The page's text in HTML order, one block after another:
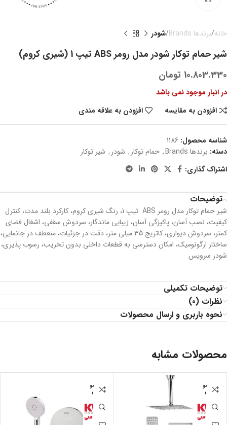
خانه برندها Brands شودر
شیر حمام توکار شودر مدل رومر ABS تیپ 1 (شیری کروم)
10.803.330 تومان
در انبار موجود نمی باشد
افزودن به مقایسه
افزودن به علاقه مندی
شناسه محصول: 1186
دسته: برندها Brands , حمام توکار, شودر, شیر توکار
اشتراک گذاری:
توضیحات
شیر حمام توکار مدل رومر ABS تیپ 1، رنگ شیری کروم، کارکرد بلند مدت، كنترل
كيفيت، نصب آسان، پاکیزگی آسان، زیبایی ماندگار، سردوش سقفی، اشغال فضای
کمتر، سردوش دیواری، کاتریج 35 میلی متر، دقت در جزئیات، منعطف در جانمایی،
ساختار ارگونومیک، امکان دسترسی به قطعات داخلی بدون تخریب، رسوب پذیری،
شودر سرویس
توضیحات تکمیلی
نظرات (0)
نحوه باربری و ارسال محصولات
محصولات مشابه
اتمام مو
جودی
اتمام مو
جودی